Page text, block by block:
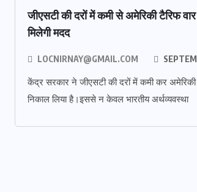
जीएसटी की दरों में कमी से अमेरिकी टैरिफ
मिलेगी मदद
LOCNIRNAY@GMAIL.COM
केंद्र सरकार ने जीएसटी की दरों में कमी कर
निकाल लिया है।इससे न केवल भारतीय अर्थव्यवस्था